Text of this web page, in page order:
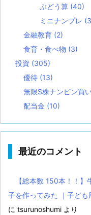
ぶどう算 (40)
ミニナンプレ
金融教育 (2)
食育・食べ物 (3)
投資 (305)
優待 (13)
無限S株ナンピン買
配当金 (10)
最近のコメント
【総本数 150本！！
子を作ってみた ｜子ど
に tsurunoshumi より